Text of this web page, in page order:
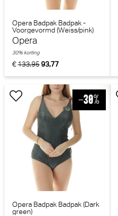
Opera Badpak Badpak -
Voorgevormd (Weiss/pink)
Opera
€133,9593,77
30% korting
Opera Badpak Badpak (Dark
green)